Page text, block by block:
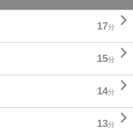
17分 
15分 
14分 
13分 